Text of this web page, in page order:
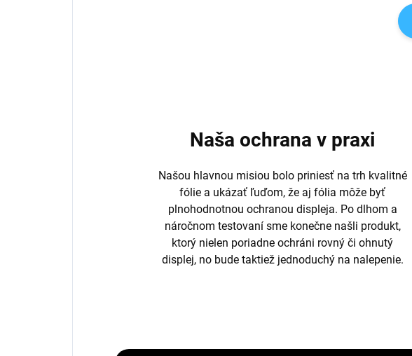
Naša ochrana v praxi
Našou hlavnou misiou bolo priniesť na trh kvalitné
fólie a ukázať ľuďom, že aj fólia môže byť
plnohodnotnou ochranou displeja. Po dlhom a
náročnom testovaní sme konečne našli produkt,
ktorý nielen poriadne ochráni rovný či ohnutý
displej, no bude taktiež jednoduchý na nalepenie.